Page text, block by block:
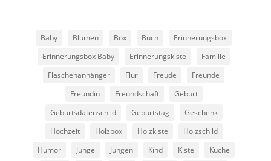
Baby Blumen Box Buch
Erinnerungsbox
Erinnerungsbox Baby
Erinnerungskiste
Familie
Flaschenanhänger
Flur Freude
Freunde
Freundin
Freundschaft
Geburt
Geburtsdatenschild
Geburtstag
Geschenk
Hochzeit
Holzbox Holzkiste
Holzschild
Humor
Junge Jungen Kind Kiste
Küche